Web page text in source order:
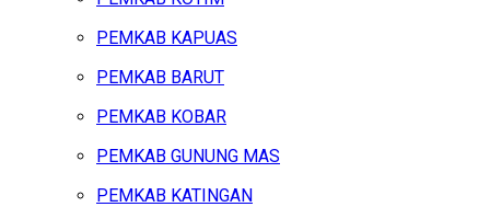
PEMKAB KAPUAS
PEMKAB BARUT
PEMKAB KOBAR
PEMKAB GUNUNG MAS
PEMKAB KATINGAN